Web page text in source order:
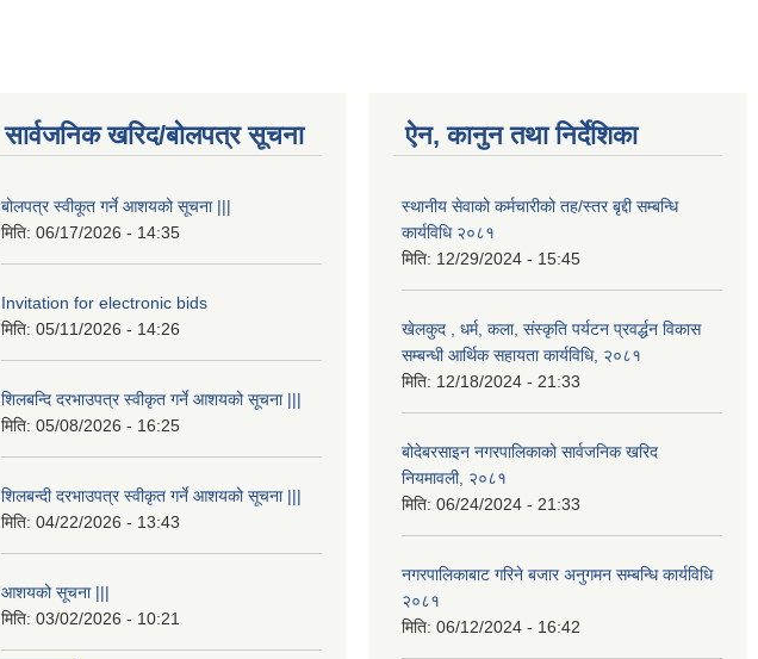
सार्वजनिक खरिद/बोलपत्र सूचना
बोलपत्र स्वीकूत गर्ने आशयको सूचना |||
मिति: 06/17/2026 - 14:35
Invitation for electronic bids
मिति: 05/11/2026 - 14:26
शिलबन्दि दरभाउपत्र स्वीकृत गर्ने आशयको सूचना |||
मिति: 05/08/2026 - 16:25
शिलबन्दी दरभाउपत्र स्वीकृत गर्ने आशयको सूचना |||
मिति: 04/22/2026 - 13:43
आशयको सूचना |||
मिति: 03/02/2026 - 10:21
ऐन, कानुन तथा निर्देशिका
स्थानीय सेवाको कर्मचारीको तह/स्तर बृद्दी सम्बन्धि
कार्यविधि २०८१
मिति: 12/29/2024 - 15:45
खेलकुद , धर्म, कला, संस्कृति पर्यटन प्रवर्द्धन विकास
सम्बन्धी आर्थिक सहायता कार्यविधि, २०८१
मिति: 12/18/2024 - 21:33
बोदेबरसाइन नगरपालिकाको सार्वजनिक खरिद
नियमावली, २०८१
मिति: 06/24/2024 - 21:33
नगरपालिकाबाट गरिने बजार अनुगमन सम्बन्धि कार्यविधि
२०८१
मिति: 06/12/2024 - 16:42